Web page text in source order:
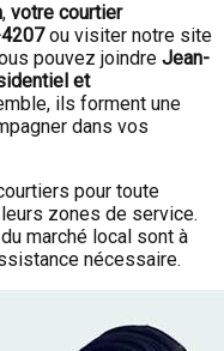
, votre courtier
ou visiter notre site
pouvez joindre Jean-
et
ils forment une
dans vos
pour toute
zones de service.
marché local sont à
nécessaire.